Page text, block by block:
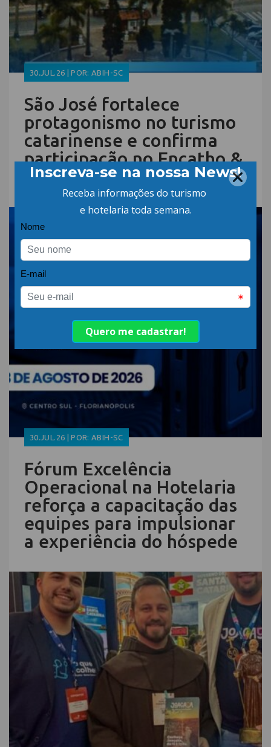
30.JUL.26 | POR: ABIH-SC
São José fortalece
protagonismo no turismo
catarinense e confirma
participação no Encatho &
Exprotel 2026
30.JUL.26 | POR: ABIH-SC
Fórum Excelência
Operacional na Hotelaria
reforça a capacitação das
equipes para impulsionar
a experiência do hóspede